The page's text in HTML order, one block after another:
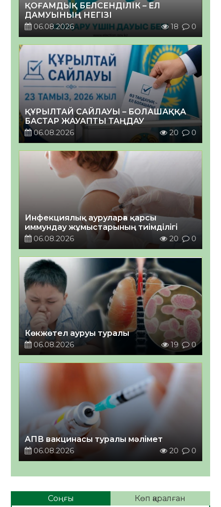
ҚОҒАМДЫҚ БЕЛСЕНДІЛІК – ЕЛ
ДАМУЫНЫҢ НЕГІЗІ
06.08.2026
18 0
ҚҰРЫЛТАЙ САЙЛАУЫ – БОЛАШАҚҚА
БАСТАР ЖАУАПТЫ ТАҢДАУ
06.08.2026
20 0
Инфекциялық ауруларға қарсы
иммундау жұмыстарының тиімділігі
06.08.2026
20 0
Көкжөтел ауруы туралы
06.08.2026
19 0
АПВ вакцинасы туралы мәлімет
06.08.2026
20 0
Соңғы Көп қаралған